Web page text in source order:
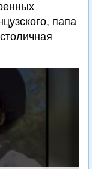
папа